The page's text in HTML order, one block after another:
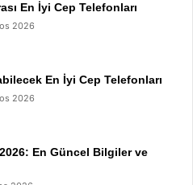
En İyi Cep Telefonları
2026
En İyi Cep Telefonları
2026
En Güncel Bilgiler ve